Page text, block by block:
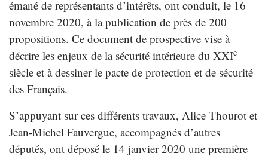
émané de représentants d’intérêts, ont conduit, le 16
novembre 2020, à la publication de près de 200
propositions. Ce document de prospective vise à
décrire les enjeux de la sécurité intérieure du XXIe
siècle et à dessiner le pacte de protection et de sécurité
des Français.
S’appuyant sur ces différents travaux, Alice Thourot et
Jean-Michel Fauvergue, accompagnés d’autres
députés, ont déposé le 14 janvier 2020 une première